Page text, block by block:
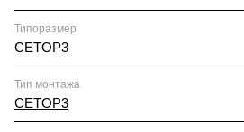
Типоразмер
CETOP3
Тип монтажа
CETOP3